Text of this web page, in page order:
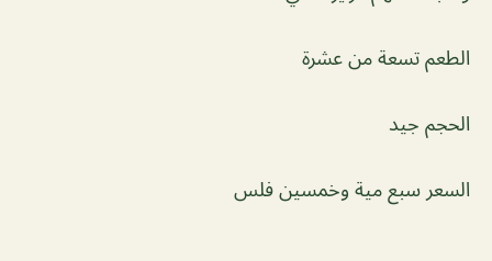
الطعم تسعة من عشرة
الحجم جيد
السعر سبع مية وخمسين فلس